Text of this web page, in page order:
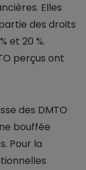
Elles
des droits
et 20 %.
perçus ont
des DMTO
bouffée
Pour la